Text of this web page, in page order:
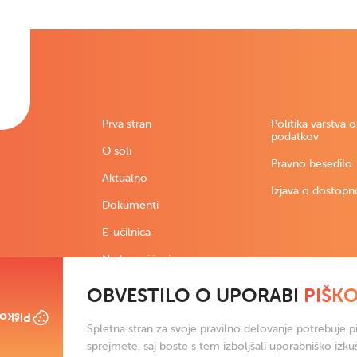
Prva stran
O šoli
Aktualno
Dokumenti
E-učilnica
Nadomeščanja
Politika varstva
podatkov
Pravno besedilo
Izjava o
OBVESTILO O UPORABI
Spletna stran za svoje pravilno delovanje potrebuje
sprejmete, saj boste s tem izboljšali uporabniško